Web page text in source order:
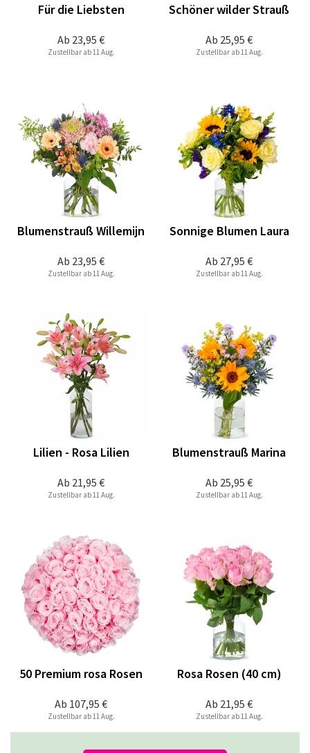
Ab 23,95 €
Für die Liebsten
Zustellbar ab 11 Aug.
Ab 25,95 €
Schöner wilder Strauß
Zustellbar ab 11 Aug.
Ab 23,95 €
Blumenstrauß Willemijn
Zustellbar ab 11 Aug.
Ab 27,95 €
Sonnige Blumen Laura
Zustellbar ab 11 Aug.
Ab 21,95 €
Lilien - Rosa Lilien
Zustellbar ab 11 Aug.
Ab 25,95 €
Blumenstrauß Marina
Zustellbar ab 11 Aug.
Ab 107,95 €
50 Premium rosa Rosen
Zustellbar ab 11 Aug.
Ab 21,95 €
Rosa Rosen (40 cm)
Zustellbar ab 11 Aug.